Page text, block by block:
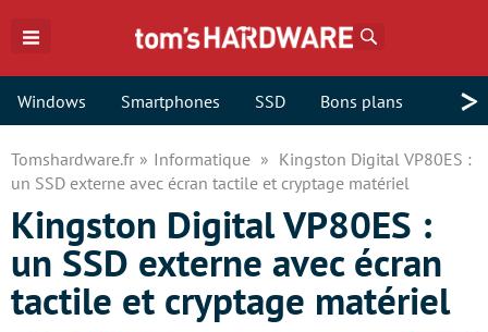
Windows Smartphones SSD Bons plans >
Tomshardware.fr Informatique
Kingston Digital VP80ES :
un SSD externe avec écran tactile et cryptage matériel
Kingston Digital VP80ES :
un SSD externe avec écran
tactile et cryptage matériel